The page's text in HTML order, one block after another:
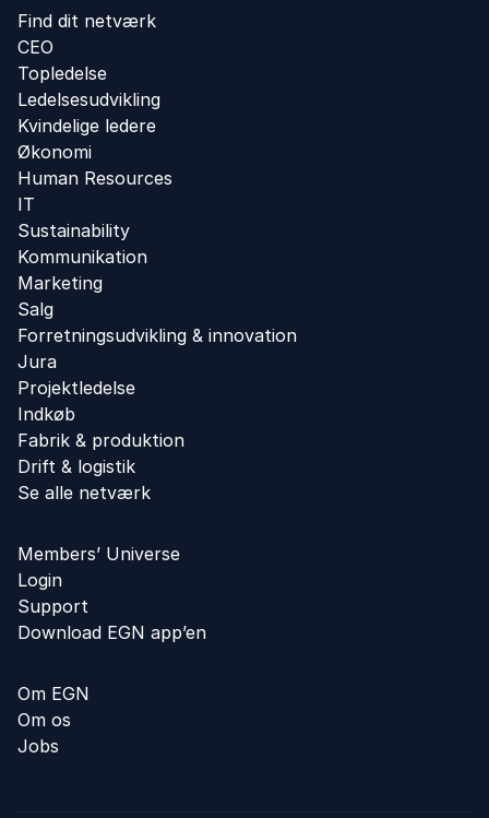
Find dit netværk
CEO
Topledelse
Ledelsesudvikling
Kvindelige ledere
Økonomi
Human Resources
IT
Sustainability
Kommunikation
Marketing
Salg
Forretningsudvikling ​& innovation​
Jura
Projektledelse
Indkøb
Fabrik & produktion
Drift & logistik
Se alle netværk
Members’ Universe
Login
Support
Download EGN app’en
Om EGN
Om os
Jobs